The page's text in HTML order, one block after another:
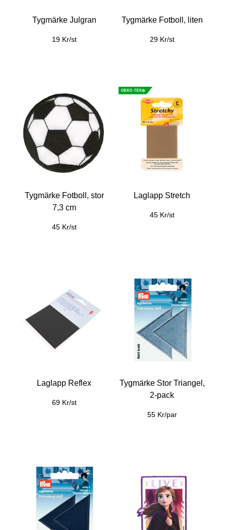
Tygmärke Julgran
19 Kr/st
Tygmärke Fotboll, liten
29 Kr/st
Tygmärke Fotboll, stor
7,3 cm
45 Kr/st
Laglapp Stretch
45 Kr/st
Laglapp Reflex
69 Kr/st
Tygmärke Stor Triangel,
2-pack
55 Kr/par